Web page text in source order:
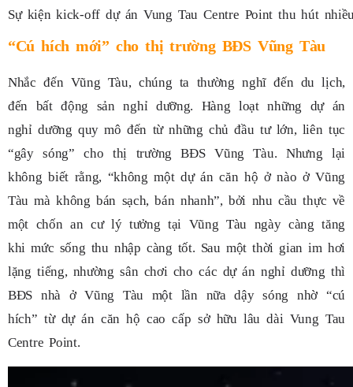
Sự kiện kick-off dự án Vung Tau Centre Point thu hút
“Cú hích mới” cho thị trường BĐS Vũng Tàu
Nhắc đến Vũng Tàu, chúng ta thường nghĩ đến du lịch,
đến bất động sản nghỉ dưỡng. Hàng loạt những dự án
nghỉ dưỡng quy mô đến từ những chủ đầu tư lớn, liên tục
“gây sóng” cho thị trường BĐS Vũng Tàu. Nhưng lại
không biết rằng, “không một dự án căn hộ ở nào ở Vũng
Tàu mà không bán sạch, bán nhanh”, bởi nhu cầu thực về
một chốn an cư lý tưởng tại Vũng Tàu ngày càng tăng
khi mức sống thu nhập càng tốt. Sau một thời gian im hơi
lặng tiếng, nhường sân chơi cho các dự án nghỉ dưỡng thì
BĐS nhà ở Vũng Tàu một lần nữa dậy sóng nhờ “cú
hích” từ dự án căn hộ cao cấp sở hữu lâu dài Vung Tau
Centre Point.